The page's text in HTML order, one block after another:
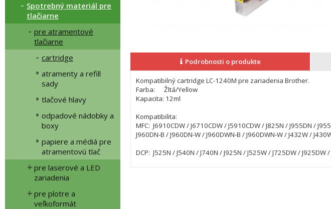
Spotrebný materiál pre
tlačiarne
pre atramentové
tlačiarne
cartridge
atramenty a refill
sady
tlačové hlavy
odpadové nádobky a
boxy
papiere a médiá pre
atramentovú tlač
pre laserové a LED
zariadenia
pre plotre a
veľkoformát
Podrobnosti o produkte
Kompatibilný cartridge LC-1240M pre zariadenia Brother.
Farba: Žltá/Yellow
Kapacita: 12ml
Kompatibilita:
MFC: J6910CDW / J6710CDW / J5910CDW / J825N / J955DN /
J960DN-B / J960DN-W / J960DWN-B / J960DWN-W / J432W /
DCP: J525N / J540N / J740N / J925N / J525W / J725DW / J925DW